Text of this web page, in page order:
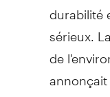
durabilité
sérieux.
de